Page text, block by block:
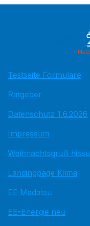
Testseite Formulare
Ratgeber
Datenschutz 1.6.2026
Impressum
Weihnachtsgruß hissu
Landingpage Klima
EE Medatsu
EE-Energie neu